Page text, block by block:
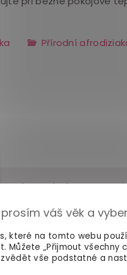
váš věk a
které na tomto webu
Můžete „Přijmout všechny
vše podstatné a
Přírodní
sexuální touhy
mohou pouze zákazníci,